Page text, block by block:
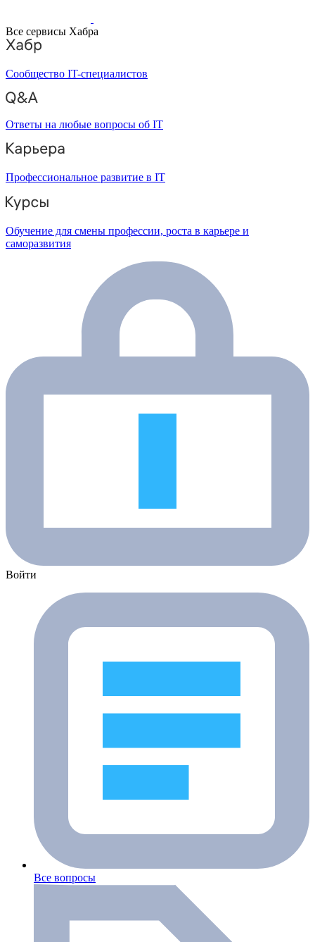
Все сервисы Хабра
Сообщество IT-специалистов
Ответы на любые вопросы об IT
Профессиональное развитие в IT
Обучение для смены профессии, роста в карьере и
саморазвития
Войти
Все вопросы